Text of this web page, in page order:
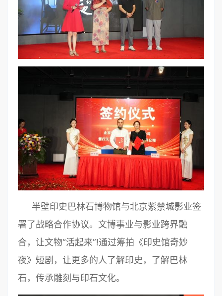
半壁印史巴林石博物馆与北京紫禁城影业签
署了战略合作协议。文博事业与影业跨界融
合，让文物“活起来”!通过筹拍《印史馆奇妙
夜》短剧，让更多的人了解印史，了解巴林
石，传承雕刻与印石文化。